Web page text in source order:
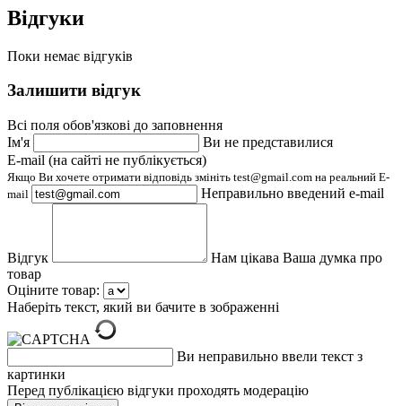
Відгуки
Поки немає відгуків
Залишити відгук
Всі поля обов'язкові до заповнення
Ім'я
Ви не представилися
E-mail (на сайті не публікується)
Якщо Ви хочете отримати відповідь змініть test@gmail.com на реальний E-
mail
Неправильно введений e-mail
Відгук
Нам цікава Ваша думка про
товар
Оціните товар:
Наберіть текст, який ви бачите в зображенні
Ви неправильно ввели текст з
картинки
Перед публікацією відгуки проходять модерацію